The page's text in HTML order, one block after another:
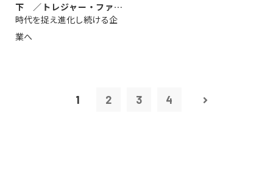
下 ／トレジャー・ファク
トリー社長野坂...
時代を捉え進化し続ける企
業へ
1 2 3 4